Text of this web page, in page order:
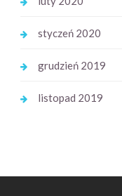
styczeń 2020
grudzień 2019
listopad 2019